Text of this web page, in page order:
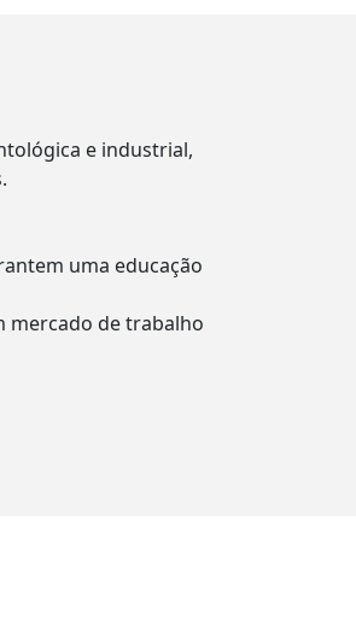
e industrial,
uma educação
mercado de trabalho